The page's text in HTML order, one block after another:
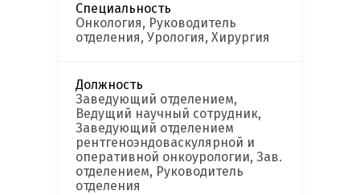
Специальность
Онкология, Руководитель
отделения, Урология, Хирургия
Должность
Заведующий отделением,
Ведущий научный сотрудник,
Заведующий отделением
рентгеноэндоваскулярной и
оперативной онкоурологии, Зав.
отделением, Руководитель
отделения